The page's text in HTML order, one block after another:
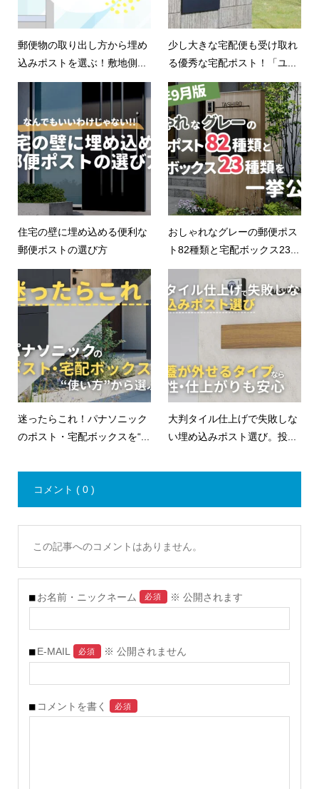
郵便物の取り出し方から埋め
込みポストを選ぶ！敷地側...
少し大きな宅配便も受け取れ
る優秀な宅配ポスト！「ユ...
住宅の壁に埋め込める便利な
郵便ポストの選び方
おしゃれなグレーの郵便ポス
ト82種類と宅配ボックス23...
迷ったらこれ！パナソニック
のポスト・宅配ボックスを“...
大判タイル仕上げで失敗しな
い埋め込みポスト選び。投...
コメント ( 0 )
この記事へのコメントはありません。
お名前・ニックネーム 必須 ※ 公開されます
E-MAIL 必須 ※ 公開されません
コメントを書く 必須